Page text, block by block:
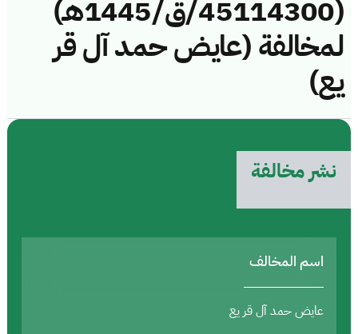
(45114300/ق/1445هـ)
لمخالفة (عايض حمد آل قر
يع)
نشر مخالفة
اسم المخالف
عايض حمد آل قر يع